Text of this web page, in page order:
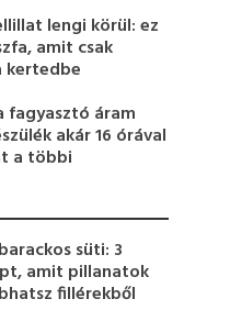
lengi körül: ez
amit csak
kertedbe
fagyasztó áram
akár 16 órával
a többi
süti: 3
amit pillanatok
fillérekből